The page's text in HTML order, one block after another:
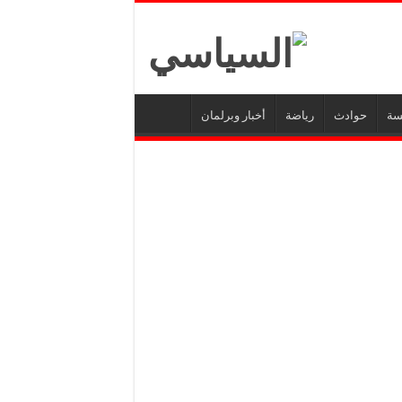
أخبار وبرلمان رياضة حوادث